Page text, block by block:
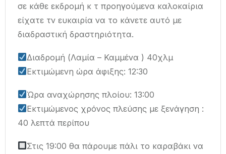
σε κάθε εκδρομή κ τ προηγούμενα καλοκαίρια
είχατε τν ευκαιρία να το κάνετε αυτό με
διαδραστική δραστηριότητα.
Διαδρομή (Λαμία – Καμμένα ) 40χλμ
Εκτιμώμενη ώρα άφιξης: 12:30
Ώρα αναχώρησης πλοίου: 13:00
Εκτιμώμενος χρόνος πλεύσης με ξενάγηση :
40 λεπτά περίπου
Στις 19:00 θα πάρουμε πάλι το καραβάκι να